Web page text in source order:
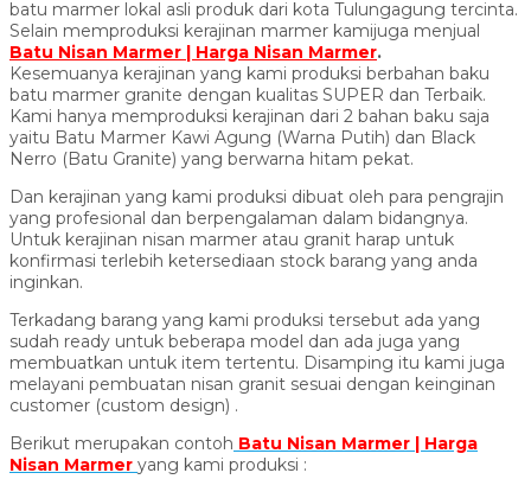
batu marmer lokal asli produk dari kota Tulungagung tercinta.
Selain memproduksi kerajinan marmer kamijuga menjual
Batu Nisan Marmer | Harga Nisan Marmer.
Kesemuanya kerajinan yang kami produksi berbahan baku
batu marmer granite dengan kualitas SUPER dan Terbaik.
Kami hanya memproduksi kerajinan dari 2 bahan baku saja
yaitu Batu Marmer Kawi Agung (Warna Putih) dan Black
Nerro (Batu Granite) yang berwarna hitam pekat.
Dan kerajinan yang kami produksi dibuat oleh para pengrajin
yang profesional dan berpengalaman dalam bidangnya.
Untuk kerajinan nisan marmer atau granit harap untuk
konfirmasi terlebih ketersediaan stock barang yang anda
inginkan.
Terkadang barang yang kami produksi tersebut ada yang
sudah ready untuk beberapa model dan ada juga yang
membuatkan untuk item tertentu. Disamping itu kami juga
melayani pembuatan nisan granit sesuai dengan keinginan
customer (custom design) .
Berikut merupakan contoh Batu Nisan Marmer | Harga
Nisan Marmer yang kami produksi :